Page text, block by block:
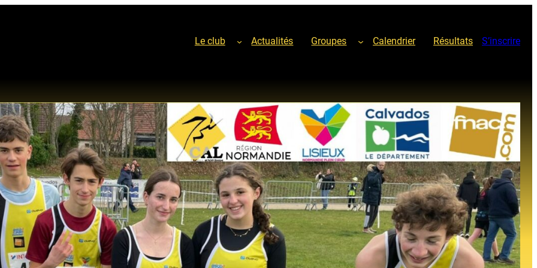
Le club Actualités Groupes Calendrier Résultats S’inscrire